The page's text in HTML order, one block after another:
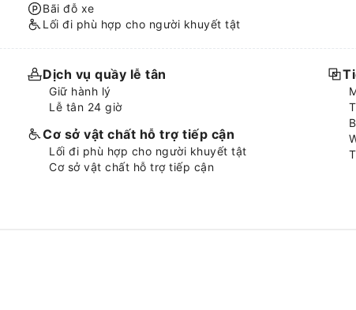
Bãi đỗ xe
Lối đi phù hợp cho người khuyết tật
Dịch vụ quầy lễ tân
Giữ hành lý
Lễ tân 24 giờ
Cơ sở vật chất hỗ trợ tiếp cận
Lối đi phù hợp cho người khuyết tật
Cơ sở vật chất hỗ trợ tiếp cận